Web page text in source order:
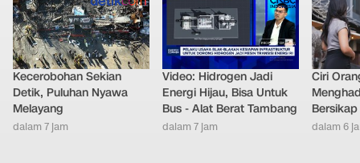
Kecerobohan Sekian
Detik, Puluhan Nyawa
Melayang
dalam 7 jam
Video: Hidrogen Jadi
Energi Hijau, Bisa Untuk
Bus - Alat Berat Tambang
dalam 7 jam
Ciri
dalam 6